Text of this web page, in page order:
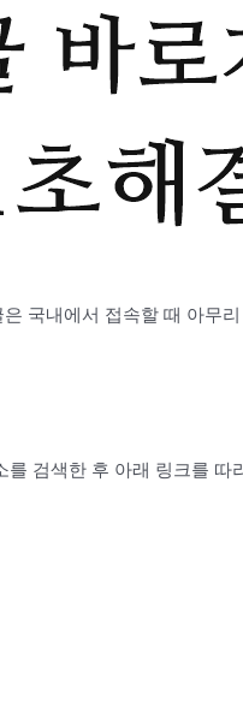
국내에서 접속할 때 아무
검색한 후 아래 링크를